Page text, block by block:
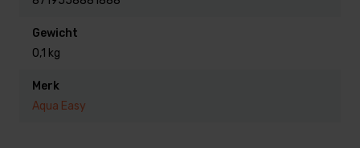
Gewicht
0,1 kg
Merk
Aqua Easy